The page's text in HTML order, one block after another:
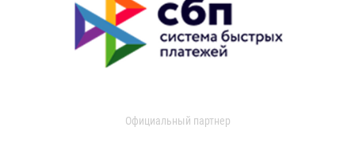
Официальный партнер